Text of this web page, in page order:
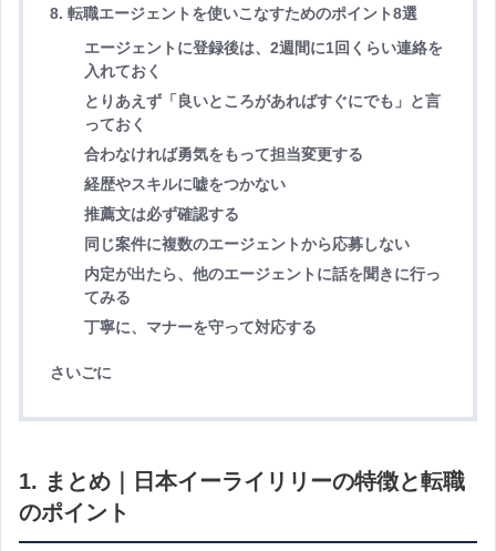
8. 転職エージェントを使いこなすためのポイント8選
エージェントに登録後は、2週間に1回くらい連絡を
入れておく
とりあえず「良いところがあればすぐにでも」と言
っておく
合わなければ勇気をもって担当変更する
経歴やスキルに嘘をつかない
推薦文は必ず確認する
同じ案件に複数のエージェントから応募しない
内定が出たら、他のエージェントに話を聞きに行っ
てみる
丁寧に、マナーを守って対応する
さいごに
1. まとめ｜日本イーライリリーの特徴と転職
のポイント